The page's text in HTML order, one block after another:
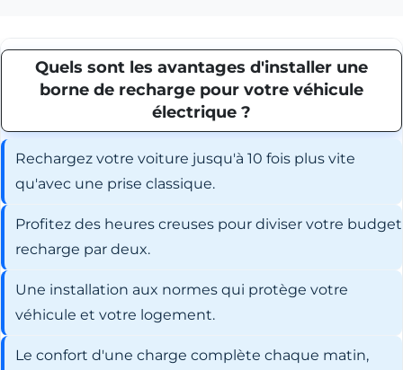
Quels sont les avantages d'installer une
borne de recharge pour votre véhicule
électrique ?
Rechargez votre voiture jusqu'à 10 fois plus vite
qu'avec une prise classique.
Profitez des heures creuses pour diviser votre budget
recharge par deux.
Une installation aux normes qui protège votre
véhicule et votre logement.
Le confort d'une charge complète chaque matin,